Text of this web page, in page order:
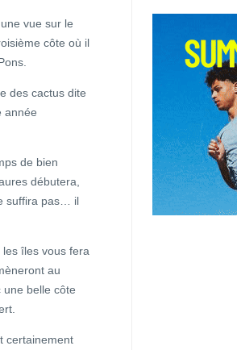
vue sur le
côte où il
des cactus dite
année
de bien
débutera,
suffira pas… il
îles vous fera
au
belle côte
certainement